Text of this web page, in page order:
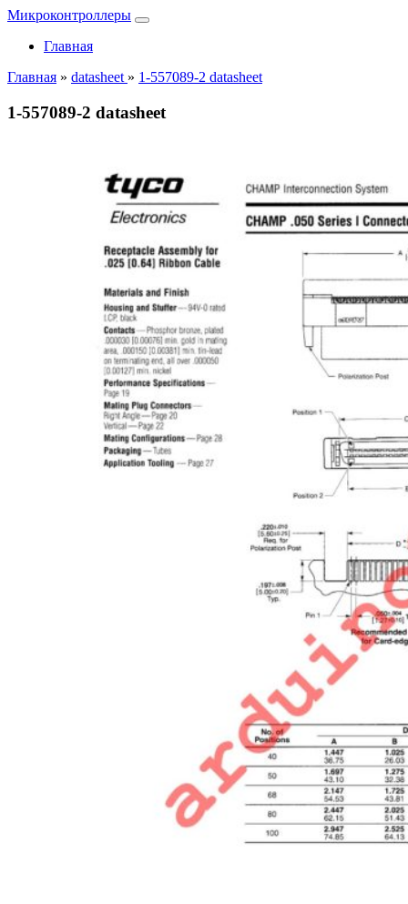
Микроконтроллеры
Главная
Главная » datasheet » 1-557089-2 datasheet
1-557089-2 datasheet